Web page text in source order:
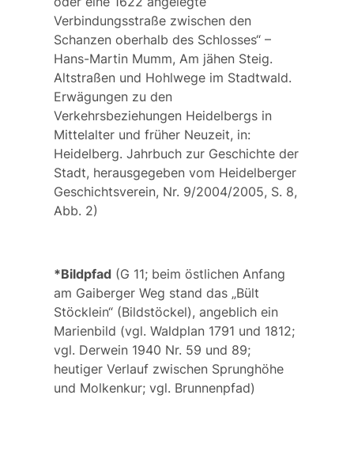
Verbindungsstraße zwischen den
Schanzen oberhalb des Schlosses“ –
Hans-Martin Mumm, Am jähen Steig.
Altstraßen und Hohlwege im Stadtwald.
Erwägungen zu den
Verkehrsbeziehungen Heidelbergs in
Mittelalter und früher Neuzeit, in:
Heidelberg. Jahrbuch zur Geschichte der
Stadt, herausgegeben vom Heidelberger
Geschichtsverein, Nr. 9/2004/2005, S. 8,
Abb. 2)
*Bildpfad(G 11; beim östlichen Anfang
am Gaiberger Weg stand das „Bült
Stöcklein“ (Bildstöckel), angeblich ein
Marienbild (vgl. Waldplan 1791 und 1812;
vgl. Derwein 1940 Nr. 59 und 89;
heutiger Verlauf zwischen Sprunghöhe
und Molkenkur; vgl. Brunnenpfad)